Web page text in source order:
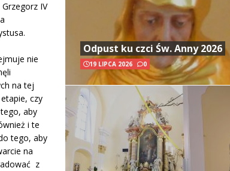
IV
nie
na tej
czy
aby
i te
tego, aby
na
z
Odpust ku czci Św. Anny 2026
19 LIPCA 2026 0